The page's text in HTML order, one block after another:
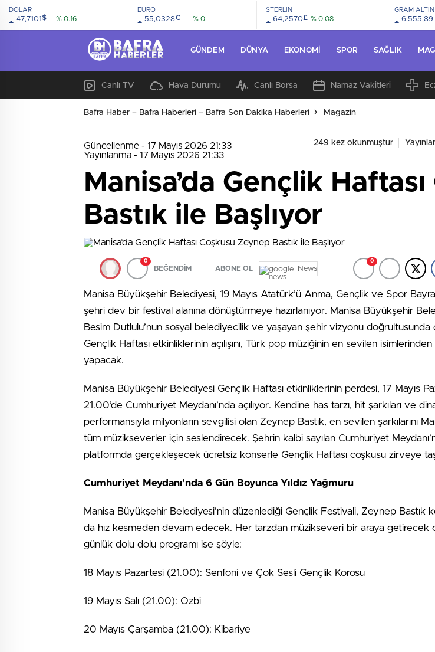
DOLAR
47,7101 $ % 0.16
EURO
55,0328€ % 0
STERLİN
64,2570£ % 0.08
GRAM ALTIN
6.555,89
GÜNDEM DÜNYA EKONOMI SPOR SAĞLIK
Canlı TV Hava Durumu Canlı Borsa Namaz Vakitleri
Bafra Haber – Bafra Haberleri – Bafra Son Dakika Haberleri Magazin
249 kez okunmuştur
Güncellenme - 17 Mayıs 2026 21:33
Yayınlanma - 17 Mayıs 2026 21:33
Manisa’da Gençlik
Bastık ile Başlıyor
0
BEĞENDİM ABONE OL News
0
Manisa Büyükşehir Belediyesi, 19 Mayıs Atatürk’ü Anma, Gençlik ve Spor
şehri dev bir festival alanına dönüştürmeye hazırlanıyor. Manisa Büyükşehir
Besim Dutlulu’nun sosyal belediyecilik ve yaşayan şehir vizyonu doğrultusunda
Gençlik Haftası etkinliklerinin açılışını, Türk pop müziğinin en sevilen
yapacak.
Manisa Büyükşehir Belediyesi Gençlik Haftası etkinliklerinin perdesi, 17 Mayıs
21.00’de Cumhuriyet Meydanı’nda açılıyor. Kendine has tarzı, hit şarkıları ve
performansıyla milyonların sevgilisi olan Zeynep Bastık, en sevilen şarkılarını
tüm müzikseverler için seslendirecek. Şehrin kalbi sayılan Cumhuriyet
platformda gerçekleşecek ücretsiz konserle Gençlik Haftası coşkusu zirveye
Cumhuriyet Meydanı’nda 6 Gün Boyunca Yıldız Yağmuru
Manisa Büyükşehir Belediyesi’nin düzenlediği Gençlik Festivali, Zeynep Bastık
da hız kesmeden devam edecek. Her tarzdan müzikseveri bir araya getirecek
günlük dolu dolu programı ise şöyle:
18 Mayıs Pazartesi (21.00): Senfoni ve Çok Sesli Gençlik Korosu
19 Mayıs Salı (21.00): Ozbi
20 Mayıs Çarşamba (21.00): Kibariye